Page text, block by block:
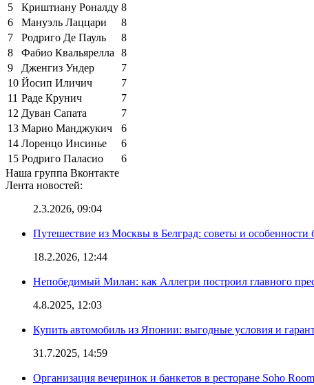
5
Криштиану Роналду 8
6
Мануэль Лаццари
8
7
Родриго Де Пауль
8
8
Фабио Квальярелла
8
9
Дженгиз Ундер
7
10 Йосип Иличич
7
11 Раде Крунич
7
12 Дуван Сапата
7
13 Марио Манджукич
6
14 Лоренцо Инсинье
6
15 Родриго Паласио
6
Наша группа Вконтакте
Лента новостей:
2.3.2026, 09:04
Путешествие из Москвы в Белград: советы и особенности
18.2.2026, 12:44
Непобедимый Милан: как Аллегри построил главного
4.8.2025, 12:03
Купить автомобиль из Японии: выгодные условия и
31.7.2025, 14:59
Организация вечеринок и банкетов в ресторане Soho